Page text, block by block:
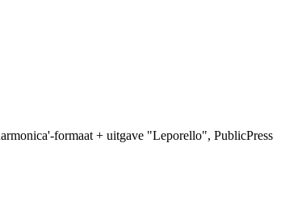
formaat + uitgave "Leporello", PublicPress